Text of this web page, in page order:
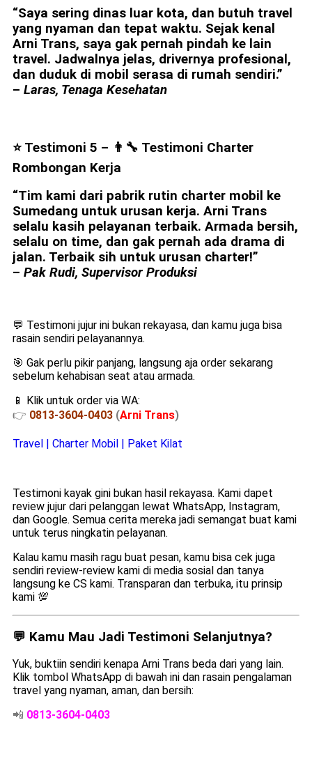
“Saya sering dinas luar kota, dan butuh travel
yang nyaman dan tepat waktu. Sejak kenal
Arni Trans, saya gak pernah pindah ke lain
travel. Jadwalnya jelas, drivernya profesional,
dan duduk di mobil serasa di rumah sendiri.”
– Laras, Tenaga Kesehatan
⭐ Testimoni 5 – 👨‍🔧 Testimoni Charter
Rombongan Kerja
“Tim kami dari pabrik rutin charter mobil ke
Sumedang untuk urusan kerja. Arni Trans
selalu kasih pelayanan terbaik. Armada bersih,
selalu on time, dan gak pernah ada drama di
jalan. Terbaik sih untuk urusan charter!”
– Pak Rudi, Supervisor Produksi
💬 Testimoni jujur ini bukan rekayasa, dan kamu juga bisa
rasain sendiri pelayanannya.
🎯 Gak perlu pikir panjang, langsung aja order sekarang
sebelum kehabisan seat atau armada.
📱 Klik untuk order via WA:
👉 0813-3604-0403 (Arni Trans)
Travel | Charter Mobil | Paket Kilat
Testimoni kayak gini bukan hasil rekayasa. Kami dapet
review jujur dari pelanggan lewat WhatsApp, Instagram,
dan Google. Semua cerita mereka jadi semangat buat kami
untuk terus ningkatin pelayanan.
Kalau kamu masih ragu buat pesan, kamu bisa cek juga
sendiri review-review kami di media sosial dan tanya
langsung ke CS kami. Transparan dan terbuka, itu prinsip
kami 💯
💬 Kamu Mau Jadi Testimoni Selanjutnya?
Yuk, buktiin sendiri kenapa Arni Trans beda dari yang lain.
Klik tombol WhatsApp di bawah ini dan rasain pengalaman
travel yang nyaman, aman, dan bersih:
📲 0813-3604-0403